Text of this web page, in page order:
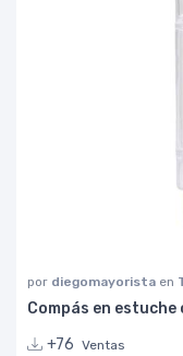
por diegomayorista en
Compás en
+76 Ventas